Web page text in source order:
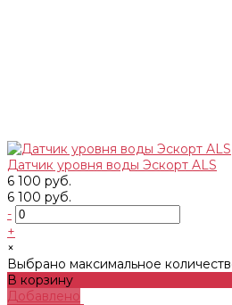
Датчик уровня воды Эскорт ALS
6 100 руб.
6 100 руб.
-
+
×
Выбрано максимальное
В корзину
Добавлено